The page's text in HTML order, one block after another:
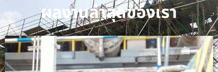
ผลงานล่าสุดของเรา